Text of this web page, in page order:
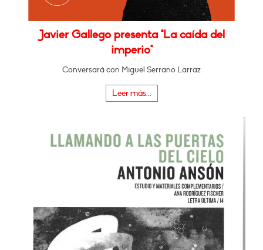
Javier Gallego presenta "La caída del
imperio"
Conversará con Miguel Serrano Larraz
Leer más...